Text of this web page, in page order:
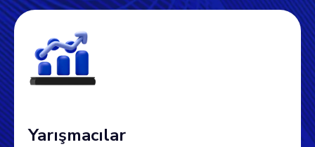
Yarışmacılar